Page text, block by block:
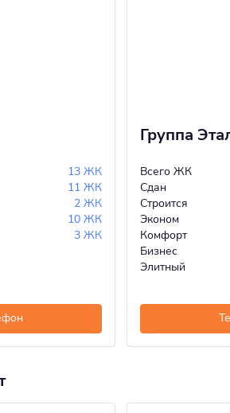
13 ЖК
11 ЖК
2 ЖК
10 ЖК
3 ЖК
Группа
Всего ЖК
Сдан
Строится
Эконом
Комфорт
Бизнес
Элитный